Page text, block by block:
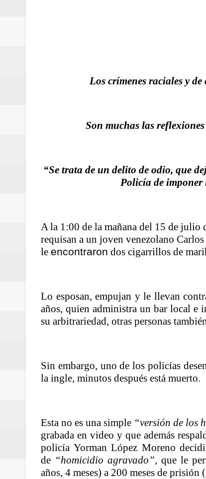
Regionetnoticias /
calle San Juan de Dios del
Regionetnoticias / Estas
ecoeficientes en Marquetalia
Regionetnoticias / Las
ReGionetNoticias /
acciones que impactan a
ReGioNetNoticias-
ReGioNetNoticias / Altas
seguridad para la posesión
Regionetnoticias / En solo
transferencias prevista
Los crímenes raciales y
Son muchas las
“Se trata de un delito de odio, que
Policía de imponer
A la 1:00 de la mañana del 15 de julio
requisan a un joven venezolano
le encontraron dos cigarrillos de
Lo esposan, empujan y le llevan
años, quien administra un bar local e
su arbitrariedad, otras personas
Sin embargo, uno de los policías
la ingle, minutos después está muerto.
Esta no es una simple “versión de los
grabada en video y que además
policía Yorman López Moreno
de “homicidio agravado”, que le
años, 4 meses) a 200 meses de prisión